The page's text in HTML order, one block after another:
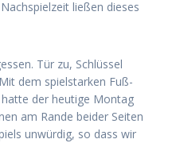
lie­ßen die­ses
Tür zu, Schlüs­sel
dem spiel­star­ken Fuß­
der heu­ti­ge Mon­tag
am Ran­de bei­der Sei­ten
unwür­dig, so dass wir